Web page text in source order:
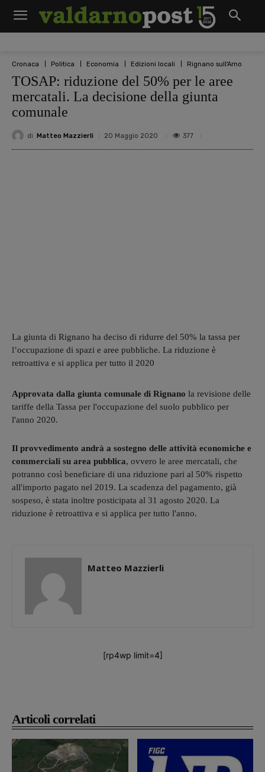
Cronaca Politica Economia Edizioni locali Rignano sull'Arno
TOSAP: riduzione del 50% per le aree
mercatali. La decisione della giunta
comunale
di Matteo Mazzierli 20 Maggio 2020 377
Articoli correlati
La giunta di Rignano ha deciso di ridurre del 50% la tassa per
l’occupazione di spazi e aree pubbliche. La riduzione è
retroattiva e si applica per tutto il 2020
Approvata dalla giunta comunale di Rignano la revisione delle
tariffe della Tassa per l'occupazione del suolo pubblico per
l'anno 2020.
Il provvedimento andrà a sostegno delle attività economiche e
commerciali su area pubblica, ovvero le aree mercatali, che
potranno così beneficiare di una riduzione pari al 50% rispetto
all'importo pagato nel 2019. La scadenza del pagamento, già
sospeso, è stata inoltre posticipata al 31 agosto 2020. La
riduzione è retroattiva e si applica per tutto l'anno.
Matteo Mazzierli
[rp4wp limit=4]